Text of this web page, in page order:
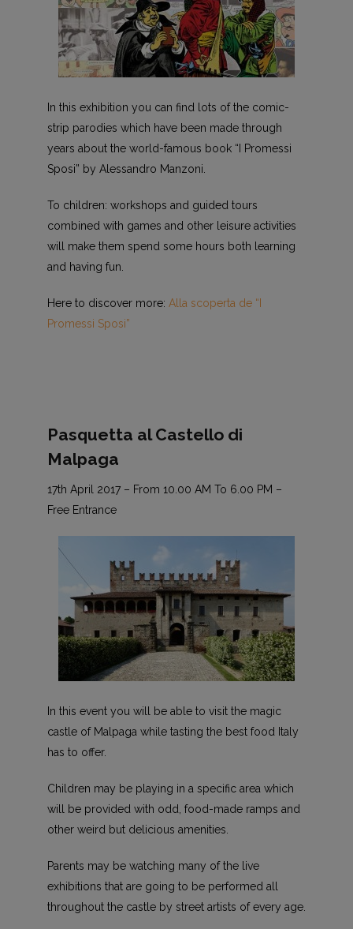
In this exhibition you can find lots of the comic-
strip parodies which have been made through
years about the world-famous book “I Promessi
Sposi” by Alessandro Manzoni.
To children: workshops and guided tours
combined with games and other leisure activities
will make them spend some hours both learning
and having fun.
Here to discover more: Alla scoperta de “I
Promessi Sposi”
Pasquetta al Castello di
Malpaga
17th April 2017 – From 10.00 AM To 6.00 PM –
Free Entrance
In this event you will be able to visit the magic
castle of Malpaga while tasting the best food Italy
has to offer.
Children may be playing in a specific area which
will be provided with odd, food-made ramps and
other weird but delicious amenities.
Parents may be watching many of the live
exhibitions that are going to be performed all
throughout the castle by street artists of every age.